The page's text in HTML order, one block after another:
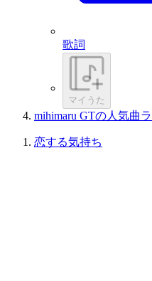
歌詞
マイうた
mihimaru GTの人気曲
恋する気持ち